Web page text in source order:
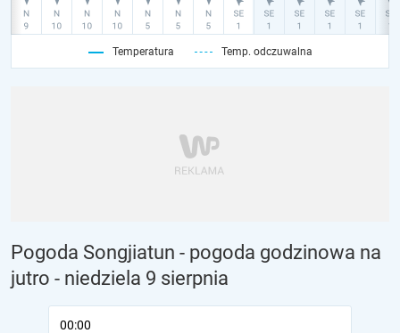
Temperatura Temp. odczuwalna
Pogoda Songjiatun - pogoda godzinowa na
jutro - niedziela 9 sierpnia
00:00